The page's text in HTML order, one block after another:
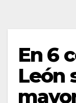
En 6
León